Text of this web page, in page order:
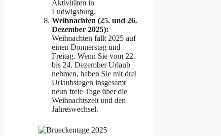
Aktivitäten in
Ludwigsburg.
Weihnachten (25. und 26.
Dezember 2025):
Weihnachten fällt 2025 auf
einen Donnerstag und
Freitag. Wenn Sie vom 22.
bis 24. Dezember Urlaub
nehmen, haben Sie mit drei
Urlaubstagen insgesamt
neun freie Tage über die
Weihnachtszeit und den
Jahreswechsel.